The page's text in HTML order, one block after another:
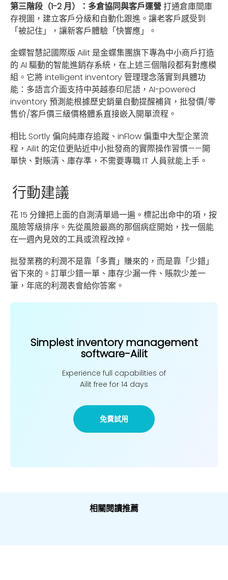
第三階段（1-2 月）：多倉協同與客戶運營打通倉庫間庫
存視圖，建立客戶分級和自動化跟進。讓老客戶感受到
「被記住」，讓新客戶體驗「快響應」。
金蝶智慧記國際版 Ailit 是金蝶集團旗下專為中小商戶打造
的 AI 驅動的智能進銷存系統，在上述三個階段都有對應模
組。它將 intelligent inventory 管理理念落實到具體功
能：多語言介面支持中英越泰印尼語，AI-powered
inventory 預測能根據歷史銷量自動提醒補貨，批發價/零
售价/客戶價三級價格體系直接嵌入開單流程。
相比 Sortly 偏向純庫存追蹤、inFlow 偏重中大型企業流
程，Ailit 的定位更貼近中小批發商的實際操作習慣——開
單快、對賬清、庫存準，不需要專職 IT 人員就能上手。
行動建議
花 15 分鐘把上面的自測清單過一遍。標記出命中的項，按
風險等級排序。先從風險最高的那個病症開始，找一個能
在一週內見效的工具或流程改掉。
批發業務的利潤不是靠「多賣」賺來的，而是靠「少錯」
省下來的。訂單少錯一單、庫存少漏一件、賬款少差一
筆，年底的利潤表會給你答案。
Simplest inventory management
software-Ailit
Experience full capabilities of
Ailit free for 14 days
免費試用
相關閱讀推薦